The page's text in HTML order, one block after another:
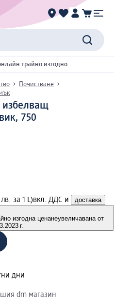
трайно изгодно
Почистване
избелващ
750
за 1 L)вкл. ДДС и доставка
изгодна ценанеувеличавана от
г.
дни
dm магазин